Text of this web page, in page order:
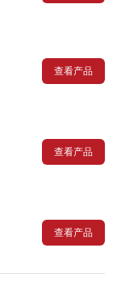
查看产品
查看产品
查看产品